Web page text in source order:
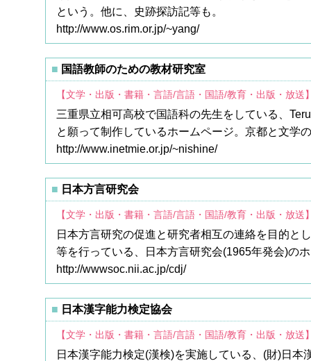
という。他に、史跡探訪記等も。
http://www.os.rim.or.jp/~yang/
国語教師のための教材研究室
【文学・出版・書籍・言語/言語・国語/教育・出版・放送
三重県立相可高校で国語科の先生をしている、
と願って制作しているホームページ。京都と文学
http://www.inetmie.or.jp/~nishine/
日本方言研究会
【文学・出版・書籍・言語/言語・国語/教育・出版・放送
日本方言研究の促進と研究者相互の連絡を目的と
等を行っている、日本方言研究会(1965年発会)の
http://wwwsoc.nii.ac.jp/cdj/
日本漢字能力検定協会
【文学・出版・書籍・言語/言語・国語/教育・出版・放送
日本漢字能力検定(漢検)を実施している、(財)日